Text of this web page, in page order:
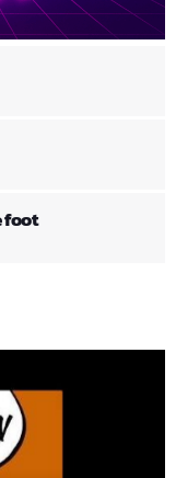
foot